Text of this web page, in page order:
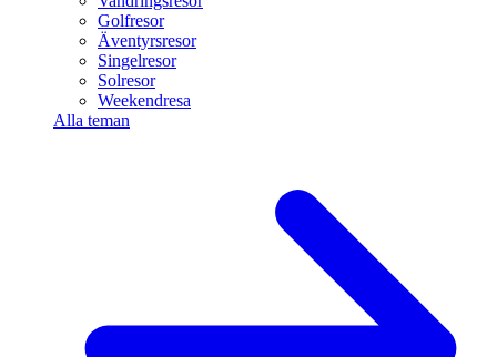
Golfresor
Äventyrsresor
Singelresor
Solresor
Weekendresa
Alla teman